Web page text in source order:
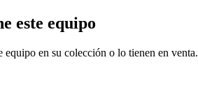
este equipo
en su colección o lo tienen en venta.